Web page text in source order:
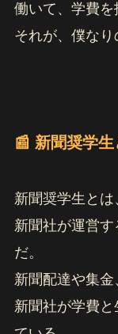
働いて、学費を
それが、僕なり
📰 新聞奨学
新聞奨学生とは
新聞社が運営す
だ。
新聞配達や集金
新聞社が学費と